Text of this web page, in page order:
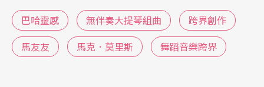
二十四歲成立了自己的舞團，三十五歲就有舞蹈學
者幫他出版傳記了。當歐洲編舞界大老貝扎（Bejar
巴哈靈感 無伴奏大提琴組曲
跨界創作
馬友友
馬克．莫里斯 舞蹈音樂跨界